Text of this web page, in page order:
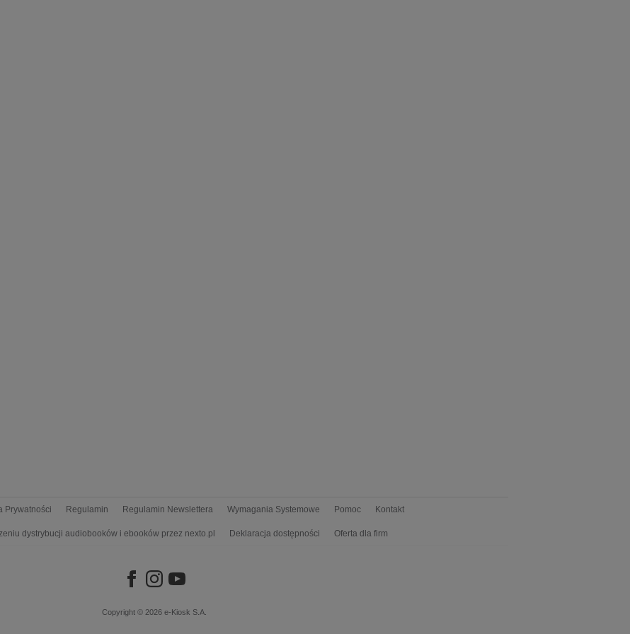
Prywatności Regulamin Regulamin Newslettera Wymagania Systemowe Pomoc Kontakt
dystrybucji audiobooków i ebooków przez nexto.pl Deklaracja dostępności Oferta dla firm
Copyright © 2026 e-Kiosk S.A.